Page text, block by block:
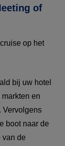
of
op het
bij uw hotel
en
Vervolgens
boot naar de
van de